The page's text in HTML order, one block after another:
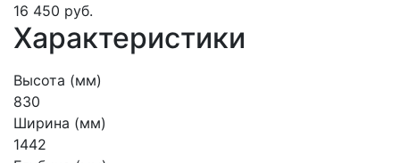
16 450 руб.
Характеристики
Высота (мм)
830
Ширина (мм)
1442